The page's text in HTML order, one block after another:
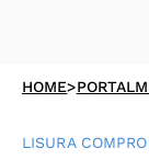
HOME>
LISURA